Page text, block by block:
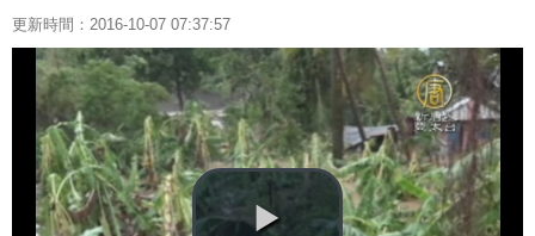
更新時間：2016-10-07 07:37:57